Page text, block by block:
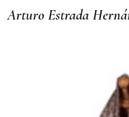
Arturo Estrada